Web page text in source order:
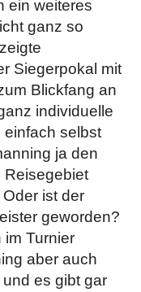
ein weiteres
ganz so
Siegerpokal mit
Blickfang an
individuelle
einfach selbst
ja den
Reisegebiet
ist der
geworden?
im Turnier
aber auch
es gibt gar